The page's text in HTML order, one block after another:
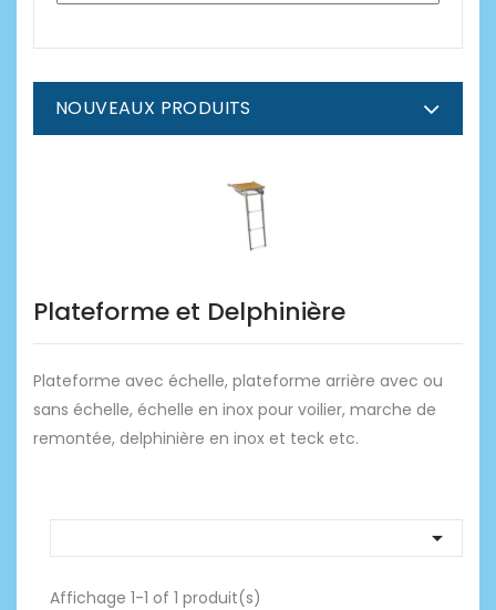
NOUVEAUX PRODUITS
Plateforme et Delphinière
Plateforme avec échelle, plateforme arrière avec ou
sans échelle, échelle en inox pour voilier, marche de
remontée, delphinière en inox et teck etc.

Affichage 1-1 of 1 produit(s)